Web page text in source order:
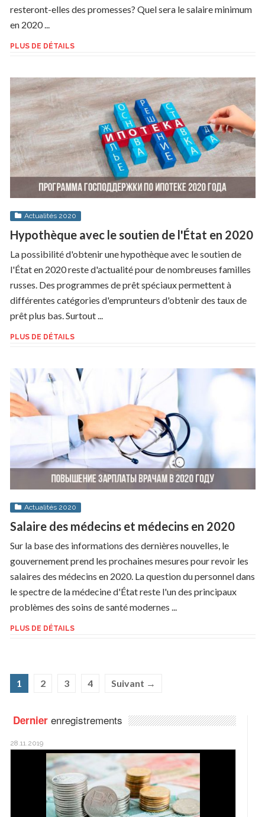
resteront-elles des promesses? Quel sera le salaire minimum
en 2020 ...
PLUS DE DÉTAILS
Actualités 2020
Hypothèque avec le soutien de l'État en 2020
La possibilité d'obtenir une hypothèque avec le soutien de
l'État en 2020 reste d'actualité pour de nombreuses familles
russes. Des programmes de prêt spéciaux permettent à
différentes catégories d'emprunteurs d'obtenir des taux de
prêt plus bas. Surtout ...
PLUS DE DÉTAILS
Actualités 2020
Salaire des médecins et médecins en 2020
Sur la base des informations des dernières nouvelles, le
gouvernement prend les prochaines mesures pour revoir les
salaires des médecins en 2020. La question du personnel dans
le spectre de la médecine d'État reste l'un des principaux
problèmes des soins de santé modernes ...
PLUS DE DÉTAILS
1 2 3 4 Suivant →
Dernierenregistrements
28.11.2019